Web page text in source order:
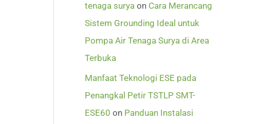
tenaga surya on Cara Merancang
Sistem Grounding Ideal untuk
Pompa Air Tenaga Surya di Area
Terbuka
Manfaat Teknologi ESE pada
Penangkal Petir TSTLP SMT-
ESE60 on Panduan Instalasi